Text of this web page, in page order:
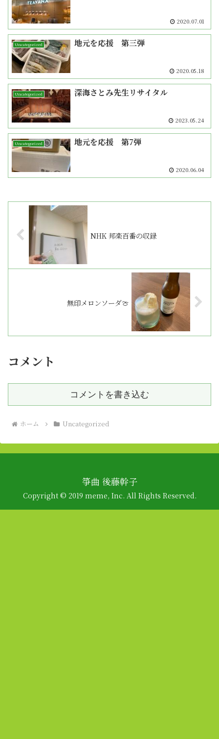
2020.07.01
Uncategorized 地元を応援 第三弾
2020.05.18
Uncategorized 深海さとみ先生リサイタル
2023.05.24
Uncategorized 地元を応援 第7弾
2020.06.04
NHK 邦楽百番の収録
無印メロンソーダ🍈
コメント
コメントを書き込む
ホーム Uncategorized
箏曲 後藤幹子
Copyright © 2019 meme, Inc. All Rights Reserved.